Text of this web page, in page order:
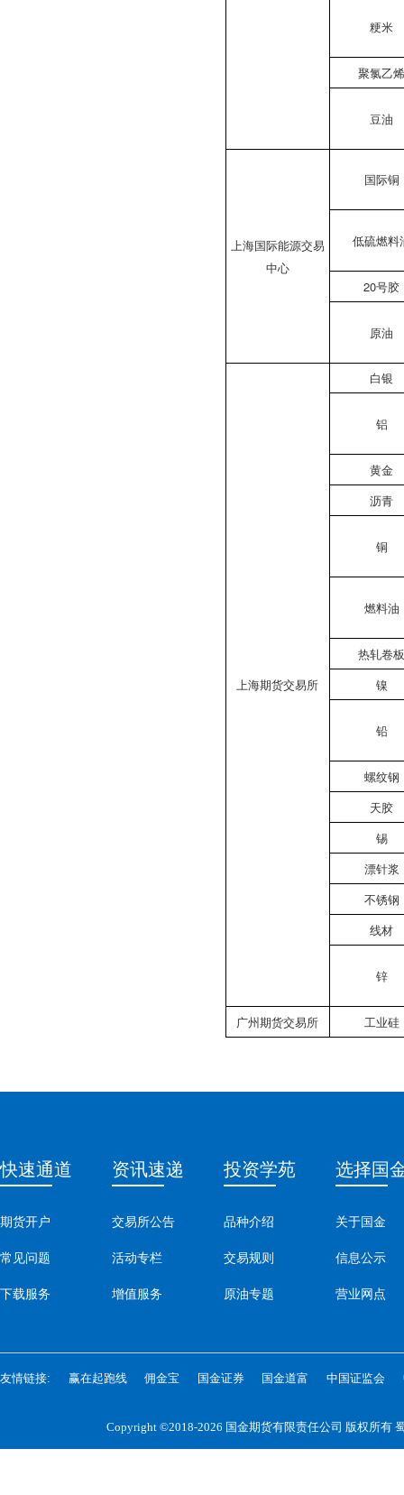
粳米
聚氯乙
豆油
上海国际能源交易
中心
国际铜
低硫燃料
20号胶
原油
上海期货交易所
白银
铝
黄金
沥青
铜
燃料油
热轧卷
镍
铅
螺纹钢
天胶
锡
漂针浆
不锈钢
线材
锌
广州期货交易所 工业硅
快速通道
期货开户
常见问题
下载服务
资讯速递
交易所公告
活动专栏
增值服务
投资学苑
品种介绍
交易规则
原油专题
选择国
关于国金
信息公示
营业网点
友情链接: 赢在起跑线 佣金宝 国金证券 国金道富 中国证监会
Copyright ©2018-2026 国金期货有限责任公司 版权所有